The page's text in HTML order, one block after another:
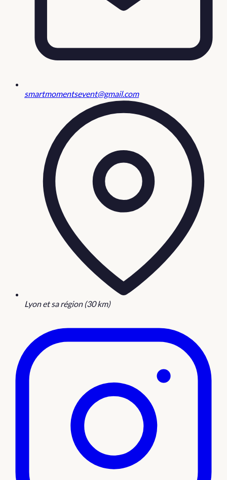
smartmomentsevent@gmail.com
Lyon et sa région (30 km)